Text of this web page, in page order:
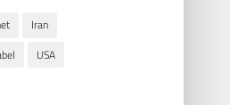
Iran
USA